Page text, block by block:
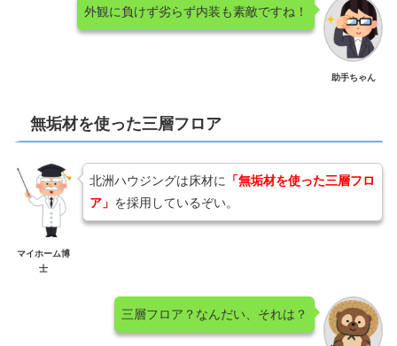
助手ちゃん
外観に負けず劣らず内装も素敵ですね！
無垢材を使った三層フロア
マイホーム博
士
北洲ハウジングは床材に 「無垢材を使った三層フロ
ア」 を採用しているぞい。
三層フロア？なんだい、それは？